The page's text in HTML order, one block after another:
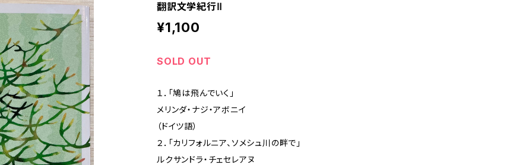
翻訳文学紀行Ⅱ
¥1,100
SOLD OUT
１．「鳩は飛んでいく」
メリンダ・ナジ・アボニイ
（ドイツ語）
２．「カリフォルニア、ソメシュ川の畔で」
ルクサンドラ・チェセレアヌ